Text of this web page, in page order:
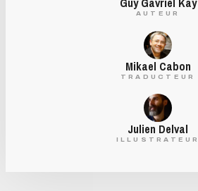
AUTEUR
Mikael Cabon
TRADUCTEUR
Julien Delval
ILLUSTRATEUR